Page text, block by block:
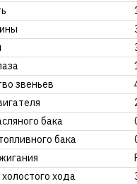
звеньев
бака
бака
хода